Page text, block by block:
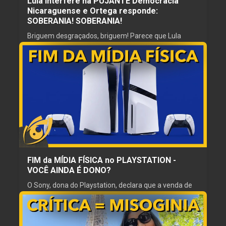
Nicaraguense e Ortega responde:
SOBERANIA! SOBERANIA!
Briguem desgraçados, briguem! Parece que Lula
passou de mimizento que ficava clamando por
&amp;amp;quot;soberania, soberania,
soberaniaaa&amp;amp;quot;, para o opressor que
está interferindo na &amp;amp;quot;pujante
democracia nicaraguense&amp;amp;quot;.
REVISOR
Gordinho Caipira
NARRADOR
Gordinho Caipira
PRODUTOR
Girassol
FIM da MÍDIA FÍSICA no PLAYSTATION -
VOCÊ AINDA É DONO?
O Sony, dona do Playstation, declara que a venda de
mídia física se encerrará em 2028. Protestos
naturalmente eclodiram nas redes sociais depois
dessa alegação, incluindo várias piadas e memes.